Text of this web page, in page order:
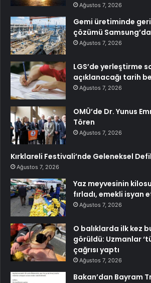
Ağustos 7, 2026
Gemi üretiminde
çözümü
Ağustos 7, 2026
LGS’de yerleştirme
açıklanacağı tarih
Ağustos 7, 2026
OMÜ’de Dr. Yunus
Tören
Ağustos 7, 2026
Kırklareli Festivali’nde Geleneksel
Ağustos 7, 2026
Yaz meyvesinin
fırladı, emekli isyan
Ağustos 7, 2026
O balıklarda ilk kez
görüldü: Uzmanlar
çağrısı yaptı
Ağustos 7, 2026
Bakan’dan Bayram